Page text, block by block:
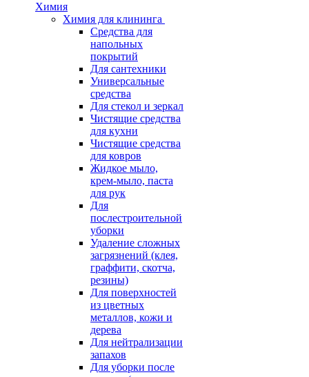
Химия
Химия для клининга
Средства для
напольных
покрытий
Для сантехники
Универсальные
средства
Для стекол и зеркал
Чистящие средства
для кухни
Чистящие средства
для ковров
Жидкое мыло,
крем-мыло, паста
для рук
Для
послестроительной
уборки
Удаление сложных
загрязнений (клея,
граффити, скотча,
резины)
Для поверхностей
из цветных
металлов, кожи и
дерева
Для нейтрализации
запахов
Для уборки после